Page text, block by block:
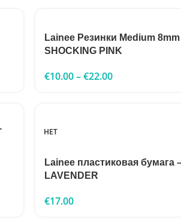
Lainee Резинки Medium
SHOCKING PINK
€10.00–€22.00
НЕТ
Lainee пластиковая бумага
LAVENDER
€17.00